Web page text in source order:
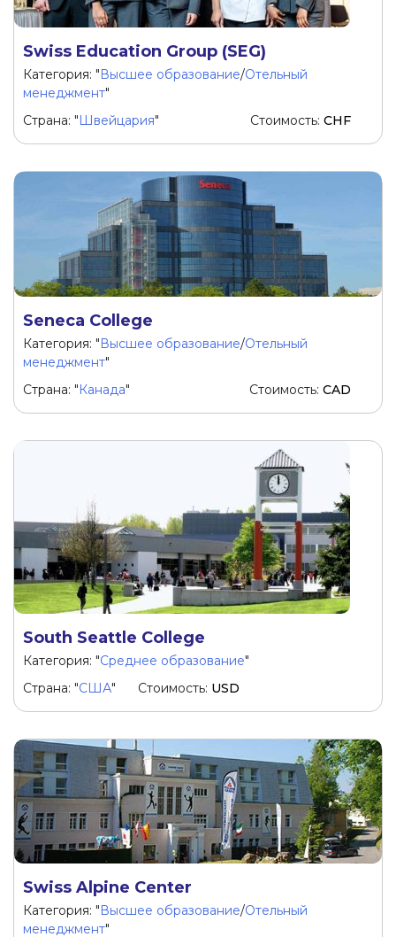
Swiss Education Group (SEG)
Категория: "Высшее образование/Отельный
менеджмент"
Страна: "Швейцария" Стоимость: CHF
Seneca College
Категория: "Высшее образование/Отельный
менеджмент"
Страна: "Канада" Стоимость: CAD
South Seattle Сollege
Категория: "Среднее образование"
Страна: "США" Стоимость: USD
Swiss Alpine Center
Категория: "Высшее образование/Отельный
менеджмент"